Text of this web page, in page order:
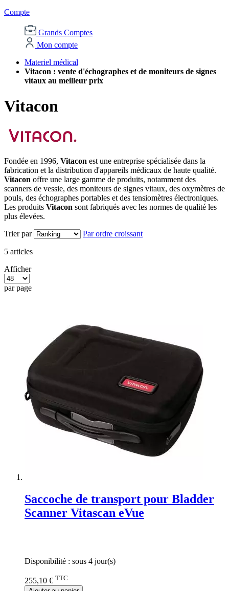
Compte
Grands Comptes
Mon compte
Materiel médical
Vitacon : vente d'échographes et de moniteurs de signes
vitaux au meilleur prix
Vitacon
Fondée en 1996, Vitacon est une entreprise spécialisée dans la
fabrication et la distribution d'appareils médicaux de haute qualité.
Vitacon offre une large gamme de produits, notamment des
scanners de vessie, des moniteurs de signes vitaux, des oxymètres de
pouls, des échographes portables et des tensiomètres électroniques.
Les produits Vitacon sont fabriqués avec les normes de qualité les
plus élevées.
Trier par
Par ordre croissant
5 articles
Afficher
par page
Saccoche de transport pour Bladder
Scanner Vitascan eVue
Disponibilité : sous 4 jour(s)
255,10 € TTC